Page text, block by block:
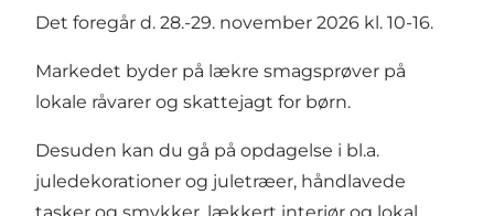
Det foregår d. 28.-29. november 2026 kl. 10-16.
Markedet byder på lækre smagsprøver på
lokale råvarer og skattejagt for børn.
Desuden kan du gå på opdagelse i bl.a.
juledekorationer og juletræer, håndlavede